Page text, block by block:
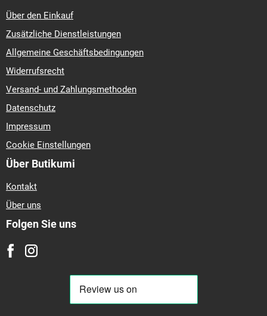
Über den Einkauf
Zusätzliche Dienstleistungen
Allgemeine Geschäftsbedingungen
Widerrufsrecht
Versand- und Zahlungsmethoden
Datenschutz
Impressum
Cookie Einstellungen
Über Butikumi
Kontakt
Über uns
Folgen Sie uns